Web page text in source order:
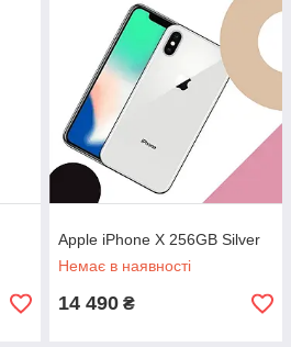
Apple iPhone X 256GB Silver
Немає в наявності
14 490 ₴